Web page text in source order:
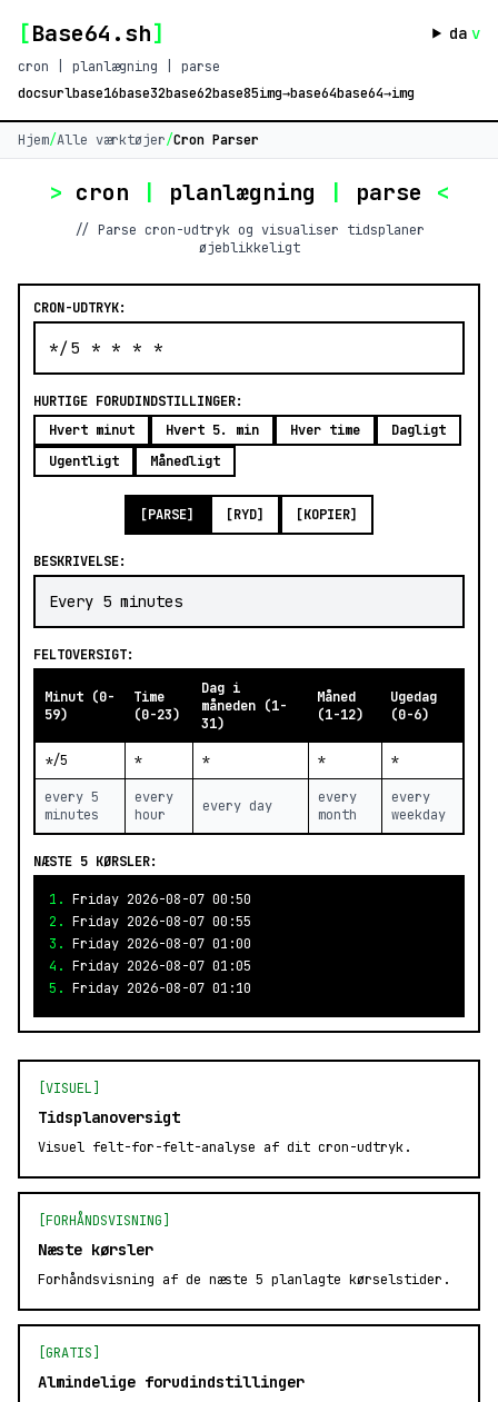
[Base64.sh] da v
cron | planlægning | parse
docsurlbase16base32base62base85img→base64base64→img
Hjem/Alle værktøjer/Cron Parser
> cron | planlægning | parse <
// Parse cron-udtryk og visualiser tidsplaner
øjeblikkeligt
CRON-UDTRYK:
HURTIGE FORUDINDSTILLINGER:
Hvert minut
Hvert 5. min Hver time
Dagligt
Ugentligt
Månedligt
[PARSE] [RYD] [KOPIER]
BESKRIVELSE:
Every 5 minutes
FELTOVERSIGT:
Minut (0-
59)
Time
(0-23)
Dag i
måneden (1-
31)
Måned
(1-12)
Ugedag
(0-6)
*/5 * * * *
every 5
minutes
every
hour
every day
every
month
every
weekday
NÆSTE 5 KØRSLER:
1. Friday 2026-08-07 00:50
2. Friday 2026-08-07 00:55
3. Friday 2026-08-07 01:00
4. Friday 2026-08-07 01:05
5. Friday 2026-08-07 01:10
[VISUEL]
Tidsplanoversigt
Visuel felt-for-felt-analyse af dit cron-udtryk.
[FORHÅNDSVISNING]
Næste kørsler
Forhåndsvisning af de næste 5 planlagte kørselstider.
[GRATIS]
Almindelige forudindstillinger